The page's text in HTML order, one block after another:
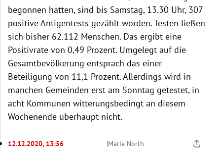
begonnen hatten, sind bis Samstag, 13.30 Uhr, 307
positive Antigentests gezählt worden. Testen ließen
sich bisher 62.112 Menschen. Das ergibt eine
Positivrate von 0,49 Prozent. Umgelegt auf die
Gesamtbevölkerung entsprach das einer
Beteiligung von 11,1 Prozent. Allerdings wird in
manchen Gemeinden erst am Sonntag getestet, in
acht Kommunen witterungsbedingt an diesem
Wochenende überhaupt nicht.
12.12.2020, 13:56 |Marie North